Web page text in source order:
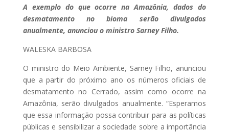
A exemplo do que ocorre na Amazônia, dados do
desmatamento no bioma serão divulgados
anualmente, anunciou o ministro Sarney Filho.
WALESKA BARBOSA
O ministro do Meio Ambiente, Sarney Filho, anunciou
que a partir do próximo ano os números oficiais de
desmatamento no Cerrado, assim como ocorre na
Amazônia, serão divulgados anualmente. “Esperamos
que essa informação possa contribuir para as políticas
públicas e sensibilizar a sociedade sobre a importância